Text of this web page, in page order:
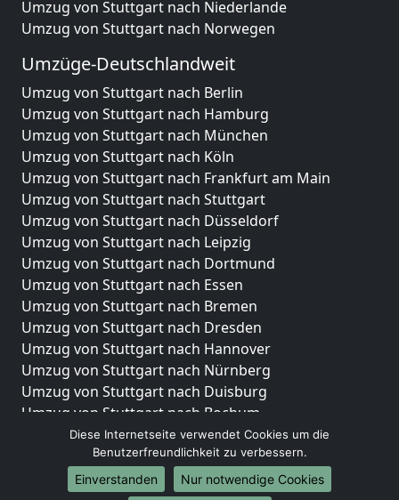
Umzug von Stuttgart nach Niederlande
Umzug von Stuttgart nach Norwegen
Umzüge-Deutschlandweit
Umzug von Stuttgart nach Berlin
Umzug von Stuttgart nach Hamburg
Umzug von Stuttgart nach München
Umzug von Stuttgart nach Köln
Umzug von Stuttgart nach Frankfurt am Main
Umzug von Stuttgart nach Stuttgart
Umzug von Stuttgart nach Düsseldorf
Umzug von Stuttgart nach Leipzig
Umzug von Stuttgart nach Dortmund
Umzug von Stuttgart nach Essen
Umzug von Stuttgart nach Bremen
Umzug von Stuttgart nach Dresden
Umzug von Stuttgart nach Hannover
Umzug von Stuttgart nach Nürnberg
Umzug von Stuttgart nach Duisburg
Umzug von Stuttgart nach Bochum
Umzug von Stuttgart nach Wuppertal
Umzug von Stuttgart nach Bielefeld
Umzug von Stuttgart nach Bonn
Diese Internetseite verwendet Cookies um die
Benutzerfreundlichkeit zu verbessern.
Einverstanden
Nur notwendige Cookies